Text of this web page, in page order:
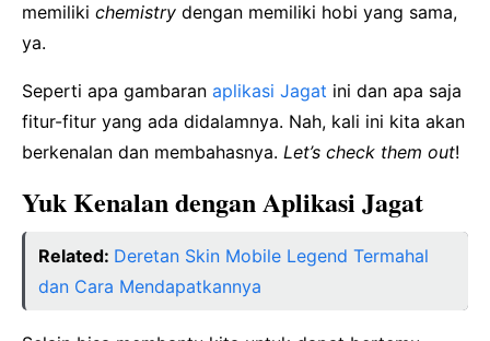
memiliki chemistry dengan memiliki hobi yang sama,
ya.
Seperti apa gambaran aplikasi Jagat ini dan apa saja
fitur-fitur yang ada didalamnya. Nah, kali ini kita akan
berkenalan dan membahasnya. Let’s check them out!
Yuk Kenalan dengan Aplikasi Jagat
Related: Deretan Skin Mobile Legend Termahal
dan Cara Mendapatkannya